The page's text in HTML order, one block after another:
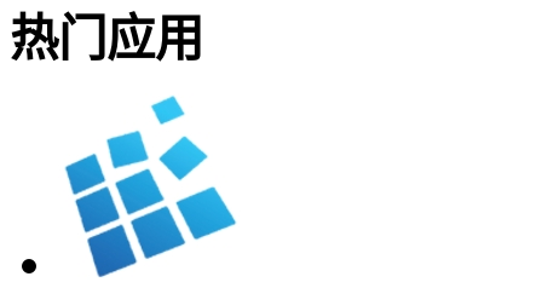
热门应用